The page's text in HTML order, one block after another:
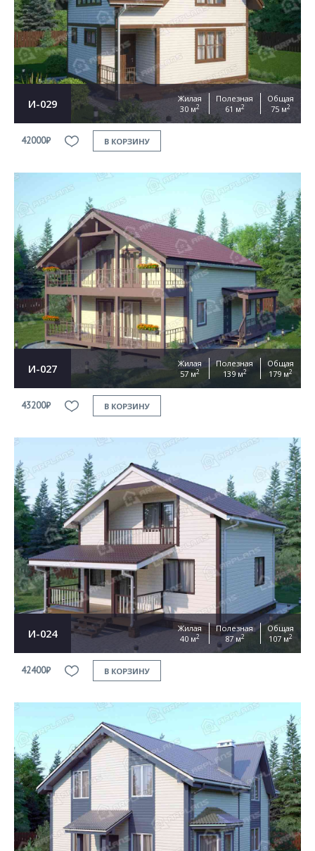
И-029
Жилая
30 м2
Полезная
61 м2
Общая
75 м2
42000₽ В КОРЗИНУ
И-027
Жилая
57 м2
Полезная
139 м2
Общая
179 м2
43200₽ В КОРЗИНУ
И-024
Жилая
40 м2
Полезная
87 м2
Общая
107 м2
42400₽ В КОРЗИНУ